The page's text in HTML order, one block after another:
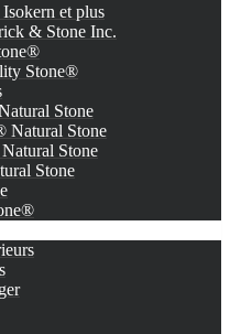
et plus
& Stone Inc.
Stone®
Stone
Natural Stone
Stone
Stone